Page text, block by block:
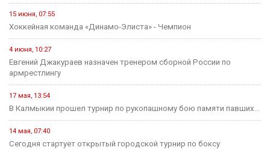
15 июня, 07:55
Хоккейная команда «Динамо-Элиста» - Чемпион
4 июня, 10:27
Евгений Джакураев назначен тренером сборной России по
армрестлингу
17 мая, 13:54
В Калмыкии прошел турнир по рукопашному бою памяти павших...
14 мая, 07:40
Сегодня стартует открытый городской турнир по боксу